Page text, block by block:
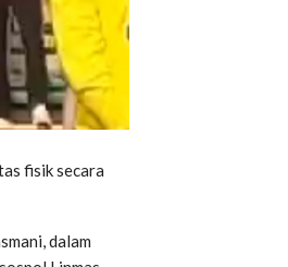
fisik secara
dalam